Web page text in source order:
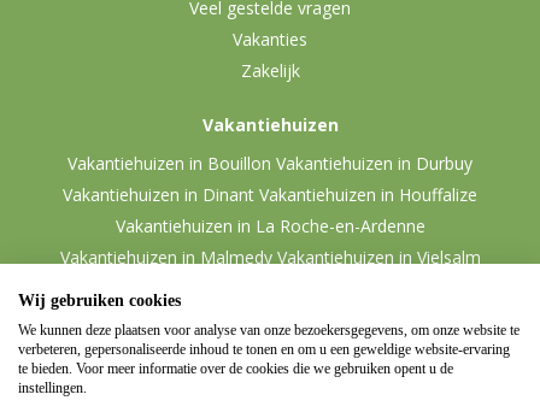
Veel gestelde vragen
Vakanties
Zakelijk
Vakantiehuizen
Vakantiehuizen in Bouillon Vakantiehuizen in Durbuy
Vakantiehuizen in Dinant Vakantiehuizen in Houffalize
Vakantiehuizen in La Roche-en-Ardenne
Vakantiehuizen in Malmedy Vakantiehuizen in Vielsalm
Wij gebruiken cookies
We kunnen deze plaatsen voor analyse van onze bezoekersgegevens, om onze website te
verbeteren, gepersonaliseerde inhoud te tonen en om u een geweldige website-ervaring
te bieden. Voor meer informatie over de cookies die we gebruiken opent u de
instellingen.